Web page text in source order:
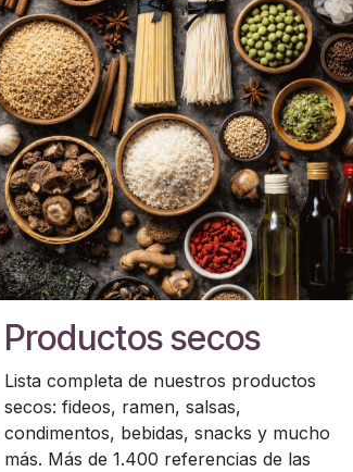
Productos secos
Lista completa de nuestros productos
secos: fideos, ramen, salsas,
condimentos, bebidas, snacks y mucho
más. Más de 1.400 referencias de las